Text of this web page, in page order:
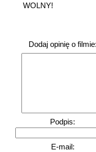
WOLNY!
Dodaj opinię o filmie:
Podpis:
E-mail: